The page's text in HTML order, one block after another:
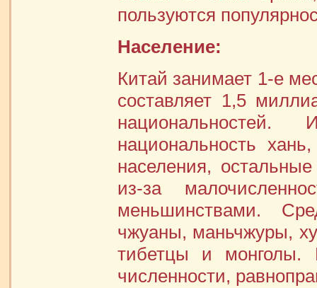
пользуются
Население:
Китай занимает 1-е
составляет 1,5
национальность
населения,
из-за
меньшинствами.
чжуаны, маньчжуры,
тибетцы и монголы.
численности,